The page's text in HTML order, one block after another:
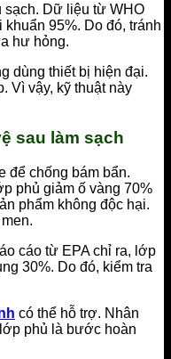
sạch. Dữ liệu từ WHO
95%. Do đó, tránh
hư hỏng.
dùng thiết bị hiện đại.
Vì vậy, kỹ thuật này
sau làm sạch
để chống bám bẩn.
phủ giảm ố vàng 70%
phẩm không độc hại.
cáo từ EPA chỉ ra, lớp
30%. Do đó, kiểm tra
có thể hỗ trợ. Nhân
phủ là bước hoàn